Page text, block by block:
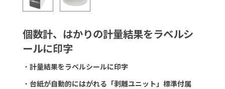
個数計、はかりの計量結果をラベルシ
ールに印字
・ 計量結果をラベルシールに印字
・ 台紙が自動的にはがれる「剥離ユニット」標準付属